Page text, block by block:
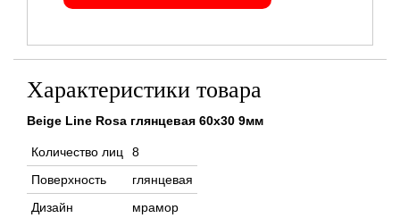
Характеристики товара
Beige Line Rosa глянцевая 60x30 9мм
Количество лиц
8
Поверхность
глянцевая
Дизайн
мрамор